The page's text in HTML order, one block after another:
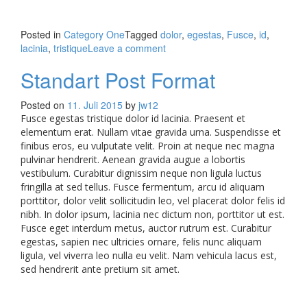
Posted in Category OneTagged dolor, egestas, Fusce, id,
lacinia, tristiqueLeave a comment
Standart Post Format
Posted on 11. Juli 2015 by jw12
Fusce egestas tristique dolor id lacinia. Praesent et
elementum erat. Nullam vitae gravida urna. Suspendisse et
finibus eros, eu vulputate velit. Proin at neque nec magna
pulvinar hendrerit. Aenean gravida augue a lobortis
vestibulum. Curabitur dignissim neque non ligula luctus
fringilla at sed tellus. Fusce fermentum, arcu id aliquam
porttitor, dolor velit sollicitudin leo, vel placerat dolor felis id
nibh. In dolor ipsum, lacinia nec dictum non, porttitor ut est.
Fusce eget interdum metus, auctor rutrum est. Curabitur
egestas, sapien nec ultricies ornare, felis nunc aliquam
ligula, vel viverra leo nulla eu velit. Nam vehicula lacus est,
sed hendrerit ante pretium sit amet.